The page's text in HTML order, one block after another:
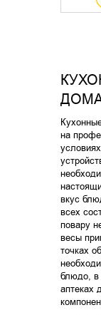
на
вкус
всех
повару
весы
точках
блюдо, в
аптеках